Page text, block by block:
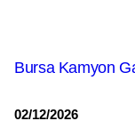
Bursa Kamyon
02/12/2026